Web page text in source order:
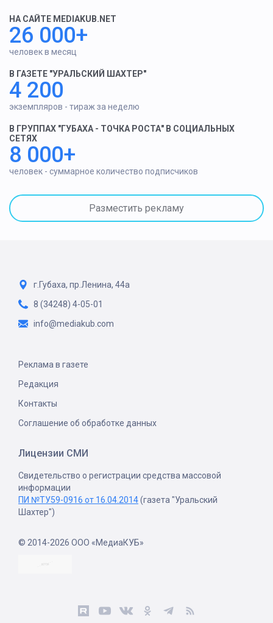
НА САЙТЕ MEDIAKUB.NET
26 000+
человек в месяц
В ГАЗЕТЕ "УРАЛЬСКИЙ ШАХТЕР"
4 200
экземпляров - тираж за неделю
В ГРУППАХ "ГУБАХА - ТОЧКА РОСТА" В СОЦИАЛЬНЫХ
СЕТЯХ
8 000+
человек - суммарное количество подписчиков
Разместить рекламу
г.Губаха, пр.Ленина, 44а
8 (34248) 4-05-01
info@mediakub.com
Реклама в газете
Редакция
Контакты
Соглашение об обработке данных
Лицензии СМИ
Свидетельство о регистрации средства массовой
информации
ПИ №ТУ59-0916 от 16.04.2014(газета "Уральский
Шахтер")
© 2014-2026 ООО «МедиаКУБ»